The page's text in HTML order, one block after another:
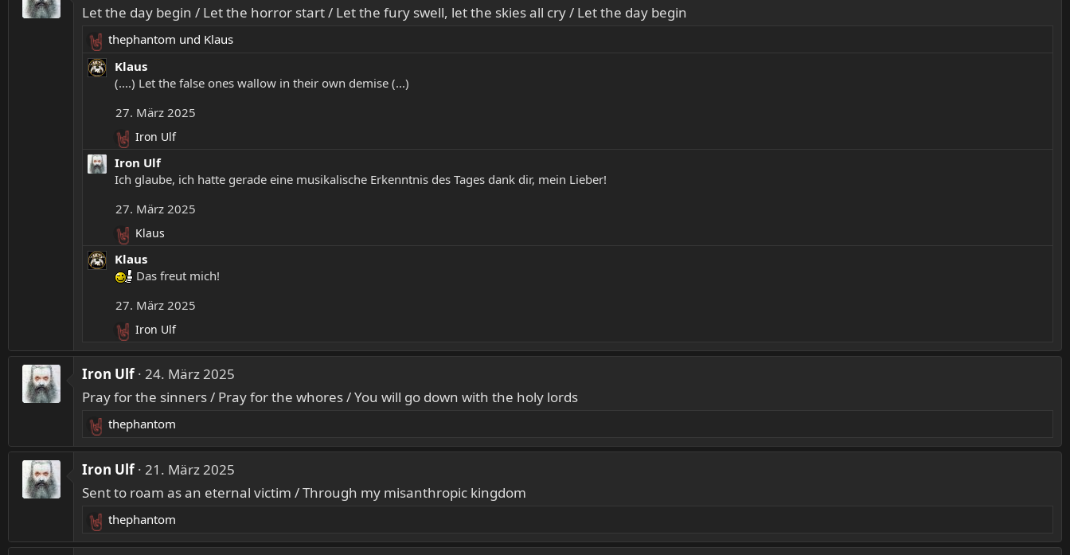
:t
o
n
Let the day begin / Let the horror start / Let the fury swell, let the skies all cry / Let the day begin
R
e
a
n
thephantom und Klaus
Klaus
(....) Let the false ones wallow in their own demise (...)
27. März 2025
R
e
a
k
t
o
e
n
Iron Ulf
Iron Ulf
Ich glaube, ich hatte gerade eine musikalische Erkenntnis des Tages dank dir, mein Lieber!
27. März 2025
R
e
a
k
t
o
e
n
:
Klaus
Klaus
Das freut mich!
27. März 2025
R
e
a
k
t
o
n
:
Iron Ulf
Iron Ulf 24. März 2025
Pray for the sinners / Pray for the whores / You will go down with the holy lords
R
e
a
t
o
n
thephantom
Iron Ulf 21. März 2025
Sent to roam as an eternal victim / Through my misanthropic kingdom
R
e
thephantom